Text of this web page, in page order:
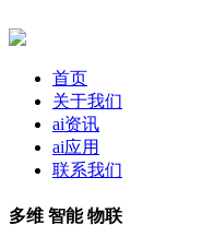
首页
关于我们
ai资讯
ai应用
联系我们
多维 智能 物联